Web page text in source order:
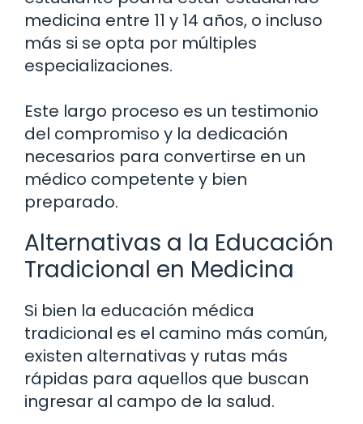
medicina entre 11 y 14 años, o incluso
más si se opta por múltiples
especializaciones.
Este largo proceso es un testimonio
del compromiso y la dedicación
necesarios para convertirse en un
médico competente y bien
preparado.
Alternativas a la Educación
Tradicional en Medicina
Si bien la educación médica
tradicional es el camino más común,
existen alternativas y rutas más
rápidas para aquellos que buscan
ingresar al campo de la salud.